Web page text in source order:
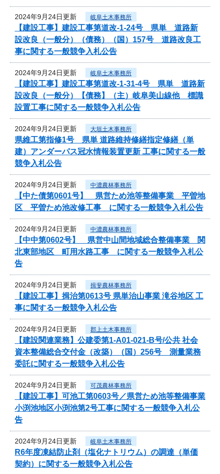
2024年9月24日更新 岐阜土木事務所
【建設工事】建設工事第道改-1-24号 県単 道路新
設改良（一般分）（債務）（国）157号 道路改良工
事に関する一般競争入札公告
2024年9月24日更新 岐阜土木事務所
【建設工事】建設工事第道改-1-31-4号 県単 道路新
設改良（一般分）【債務】（主）岐阜美山線他 標識
設置工事に関する一般競争入札公告
2024年9月24日更新 大垣土木事務所
県維工第指修1号 県単 道路維持修繕指定修繕（単
建）アンダーパス冠水情報装置更新 工事に関する一般
競争入札公告
2024年9月24日更新 中濃農林事務所
【中た債第0601号】 県営ため池等整備事業 平曽地
区 平曽ため池改修工事 に関する一般競争入札公告
2024年9月24日更新 中濃農林事務所
【中中第0602号】 県営中山間地域総合整備事業 関
北東部地区 町用水路工事 に関する一般競争入札公
告
2024年9月24日更新 揖斐農林事務所
【建設工事】揖治第0613号 県単治山事業 滝谷地区 工
事に関する一般競争入札公告
2024年9月24日更新 郡上土木事務所
【建設関連業務】公建委第1-A01-021-B号/公共 社会
資本整備総合交付金（改築）（国）256号 測量業務
委託に関する一般競争入札公告
2024年9月24日更新 可茂農林事務所
【建設工事】可池工第0603号／県営ため池等整備事業
小渕池地区小渕池第2号工事に関する一般競争入札公
告
2024年9月24日更新 岐阜土木事務所
R6年度凍結防止剤（塩化ナトリウム）の調達（単価
契約）に関する一般競争入札公告